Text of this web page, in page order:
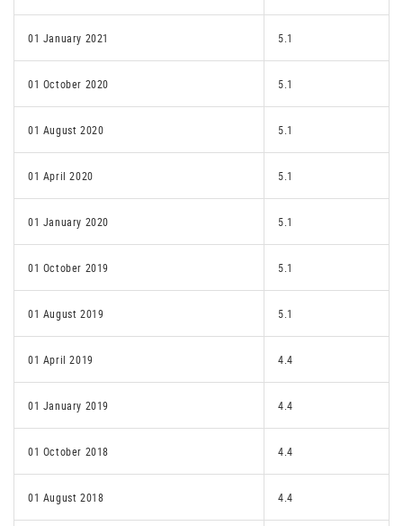
01 January 2021 5.1
01 October 2020 5.1
01 August 2020 5.1
01 April 2020 5.1
01 January 2020 5.1
01 October 2019 5.1
01 August 2019 5.1
01 April 2019 4.4
01 January 2019 4.4
01 October 2018 4.4
01 August 2018 4.4